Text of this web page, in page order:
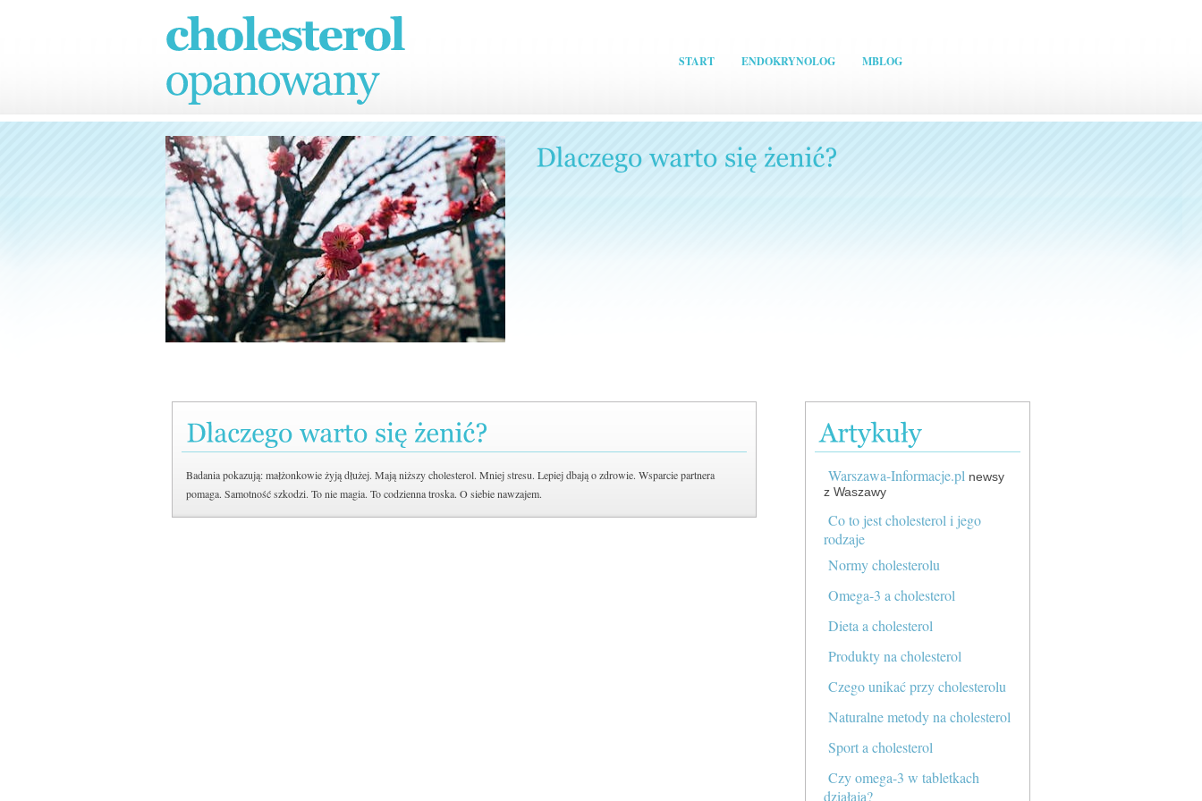
START ENDOKRYNOLOG MBLOG
Badania pokazują: małżonkowie żyją dłużej. Mają niższy cholesterol. Mniej stresu. Lepiej dbają o zdrowie. Wsparcie partnera
pomaga. Samotność szkodzi. To nie magia. To codzienna troska. O siebie nawzajem.
Warszawa-Informacje.pl newsy
z Waszawy
Co to jest cholesterol i jego
rodzaje
Normy cholesterolu
Omega-3 a cholesterol
Dieta a cholesterol
Produkty na cholesterol
Czego unikać przy cholesterolu
Naturalne metody na cholesterol
Sport a cholesterol
Czy omega-3 w tabletkach
działają?